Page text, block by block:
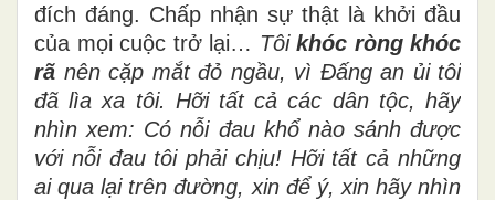
đích đáng. Chấp nhận sự thật là khởi đầu
của mọi cuộc trở lại… Tôi khóc ròng khóc
rã nên cặp mắt đỏ ngầu, vì Đấng an ủi tôi
đã lìa xa tôi. Hỡi tất cả các dân tộc, hãy
nhìn xem: Có nỗi đau khổ nào sánh được
với nỗi đau tôi phải chịu! Hỡi tất cả những
ai qua lại trên đường, xin để ý, xin hãy nhìn